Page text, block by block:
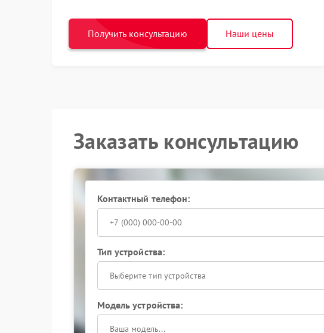
Получить консультацию Наши цены
Заказать консультацию
Контактный телефон:
Тип устройства:
Выберите тип устройства
Модель устройства: